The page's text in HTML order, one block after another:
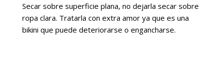
Secar sobre superficie plana, no dejarla secar sobre
ropa clara. Tratarla con extra amor ya que es una
bikini que puede deteriorarse o engancharse.